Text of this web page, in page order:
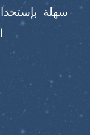
سهلة